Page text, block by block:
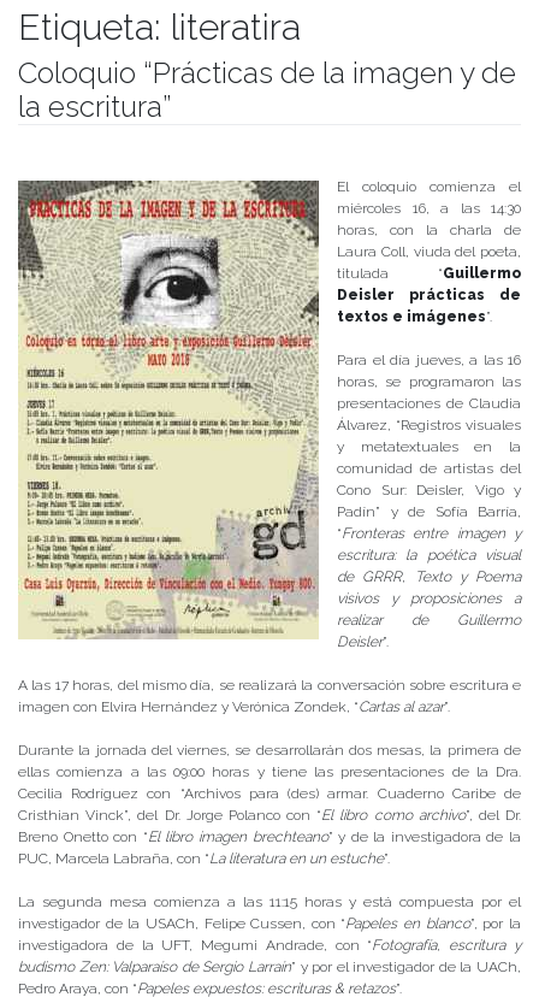
Etiqueta: literatira
Coloquio “Prácticas de la imagen y de
la escritura”
El coloquio comienza el
miércoles 16, a las 14:30
horas, con la charla de
Laura Coll, viuda del poeta,
titulada “Guillermo
Deisler prácticas de
textos e imágenes”.
Para el día jueves, a las 16
horas, se programaron las
presentaciones de Claudia
Álvarez, “Registros visuales
y metatextuales en la
comunidad de artistas del
Cono Sur: Deisler, Vigo y
Padín” y de Sofía Barría,
“Fronteras entre imagen y
escritura: la poética visual
de GRRR, Texto y Poema
visivos y proposiciones a
realizar de Guillermo
Deisler”.
A las 17 horas, del mismo día, se realizará la conversación sobre escritura e
imagen con Elvira Hernández y Verónica Zondek, “Cartas al azar”.
Durante la jornada del viernes, se desarrollarán dos mesas, la primera de
ellas comienza a las 09:00 horas y tiene las presentaciones de la Dra.
Cecilia Rodríguez con “Archivos para (des) armar. Cuaderno Caribe de
Cristhian Vinck”, del Dr. Jorge Polanco con “El libro como archivo”, del Dr.
Breno Onetto con “El libro imagen brechteano” y de la investigadora de la
PUC, Marcela Labraña, con “La literatura en un estuche”.
La segunda mesa comienza a las 11:15 horas y está compuesta por el
investigador de la USACh, Felipe Cussen, con “Papeles en blanco”, por la
investigadora de la UFT, Megumi Andrade, con “Fotografía, escritura y
budismo Zen: Valparaíso de Sergio Larraín” y por el investigador de la UACh,
Pedro Araya, con “Papeles expuestos: escrituras & retazos”.